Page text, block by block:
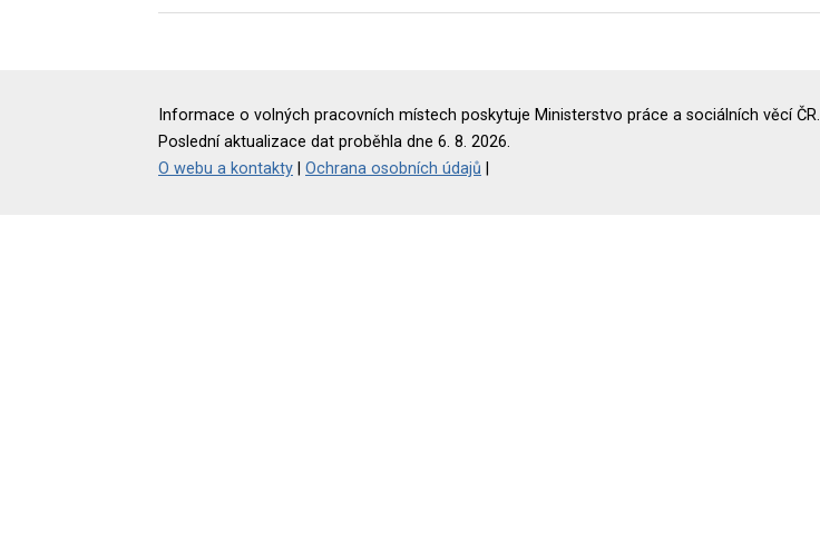
Informace o volných pracovních místech poskytuje Ministerstvo práce a sociálních věcí ČR.
Poslední aktualizace dat proběhla dne 6. 8. 2026.
O webu a kontakty
Ochrana osobních údajů